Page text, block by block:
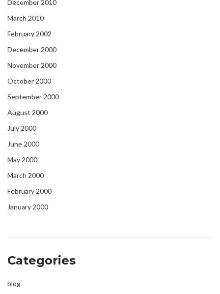
December 2010
March 2010
February 2002
December 2000
November 2000
October 2000
September 2000
August 2000
July 2000
June 2000
May 2000
March 2000
February 2000
January 2000
Categories
blog